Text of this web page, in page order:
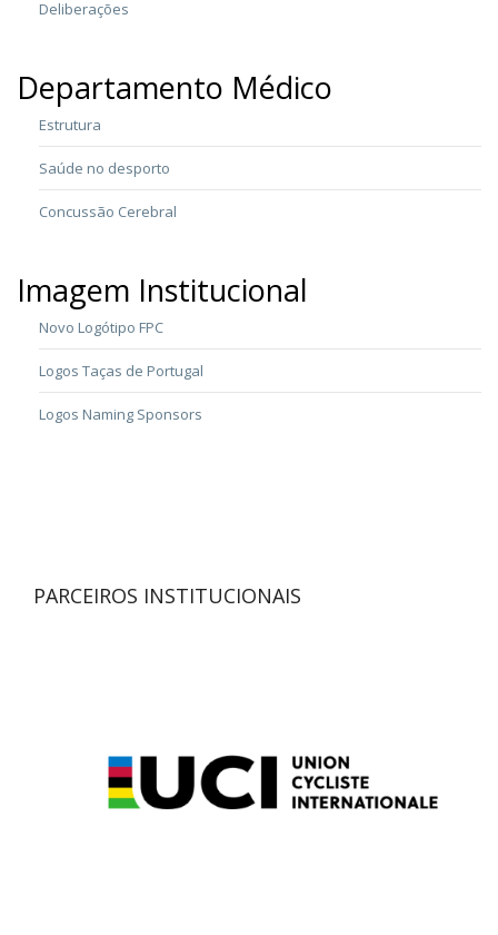
Deliberações
Departamento Médico
Estrutura
Saúde no desporto
Concussão Cerebral
Imagem Institucional
Novo Logótipo FPC
Logos Taças de Portugal
Logos Naming Sponsors
PARCEIROS INSTITUCIONAIS